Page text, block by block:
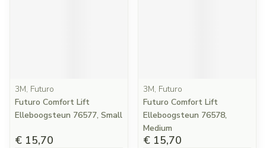
3M, Futuro
Futuro Comfort Lift
Elleboogsteun 76577, Small
€ 15,70
3M, Futuro
Futuro Comfort Lift
Elleboogsteun 76578,
Medium
€ 15,70